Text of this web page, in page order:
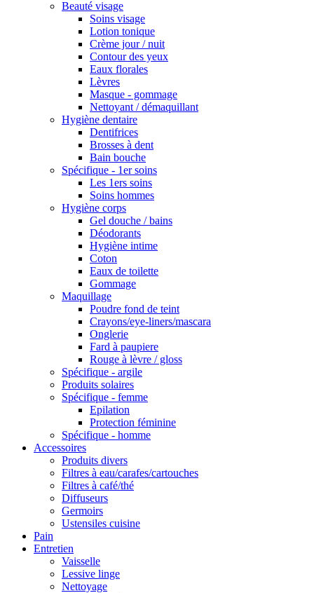
Beauté visage
Soins visage
Lotion tonique
Crème jour / nuit
Contour des yeux
Eaux florales
Lèvres
Masque - gommage
Nettoyant / démaquillant
Hygiène dentaire
Dentifrices
Brosses à dent
Bain bouche
Spécifique - 1er soins
Les 1ers soins
Soins hommes
Hygiène corps
Gel douche / bains
Déodorants
Hygiène intime
Coton
Eaux de toilette
Gommage
Maquillage
Poudre fond de teint
Crayons/eye-liners/mascara
Onglerie
Fard à paupiere
Rouge à lèvre / gloss
Spécifique - argile
Produits solaires
Spécifique - femme
Epilation
Protection féminine
Spécifique - homme
Accessoires
Produits divers
Filtres à eau/carafes/cartouches
Filtres à café/thé
Diffuseurs
Germoirs
Ustensiles cuisine
Pain
Entretien
Vaisselle
Lessive linge
Nettoyage